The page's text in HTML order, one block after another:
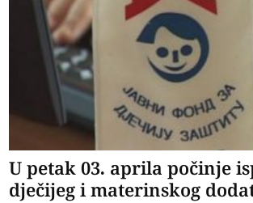
U petak 03. aprila počinje
dječijeg i materinskog